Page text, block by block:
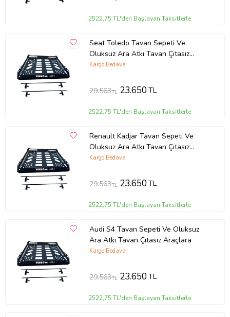
2522,75 TL'den Başlayan Taksitlerle
Seat Toledo Tavan Sepeti Ve
Oluksuz Ara Atkı Tavan Çıtasız
Araçlara
Kargo Bedava
29.563TL 23.650TL
2522,75 TL'den Başlayan Taksitlerle
Renault Kadjar Tavan Sepeti Ve
Oluksuz Ara Atkı Tavan Çıtasız
Araçlara
Kargo Bedava
29.563TL 23.650TL
2522,75 TL'den Başlayan Taksitlerle
Audi S4 Tavan Sepeti Ve Oluksuz
Ara Atkı Tavan Çıtasız Araçlara
Kargo Bedava
29.563TL 23.650TL
2522,75 TL'den Başlayan Taksitlerle